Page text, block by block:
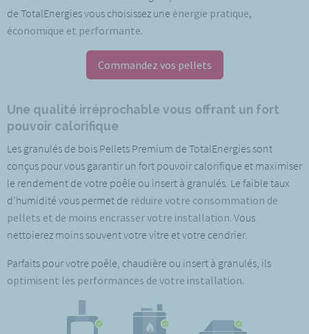
de TotalEnergies vous choisissez une énergie pratique,
économique et performante.
Commandez vos pellets
Une qualité irréprochable vous offrant un fort
pouvoir calorifique
Les granulés de bois Pellets Premium de TotalEnergies sont
conçus pour vous garantir un fort pouvoir calorifique et maximiser
le rendement de votre poêle ou insert à granulés. Le faible taux
d’humidité vous permet de réduire votre consommation de
pellets et de moins encrasser votre installation. Vous
nettoierez moins souvent votre vitre et votre cendrier.
Parfaits pour votre poêle, chaudière ou insert à granulés, ils
optimisent les performances de votre installation.